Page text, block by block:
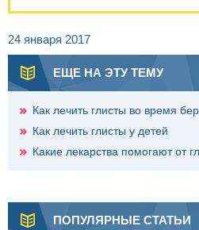
24 января 2017
ЕЩЕ НА ЭТУ ТЕМУ
Как лечить глисты во время
Как лечить глисты у детей
Какие лекарства помогают от
ПОПУЛЯРНЫЕ СТАТЬИ